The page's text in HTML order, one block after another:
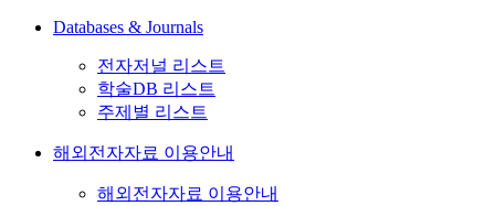
Databases & Journals
전자저널 리스트
학술DB 리스트
주제별 리스트
해외전자자료 이용안내
해외전자자료 이용안내